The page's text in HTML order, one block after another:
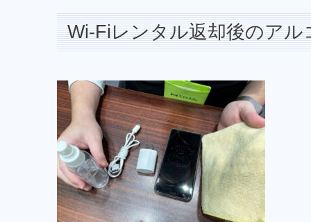
Wi-Fiレンタル返却後のアル